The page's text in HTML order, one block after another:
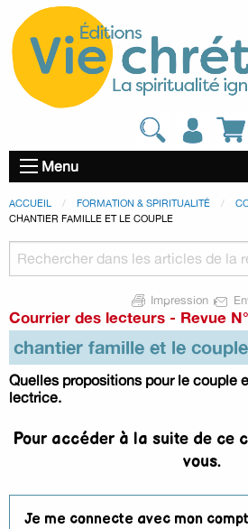
Menu
ACCUEIL FORMATION & SPIRITUALITÉ
CHANTIER FAMILLE ET LE COUPLE
Impression
Courrier des lecteurs - Revue
chantier famille et le couple
Quelles propositions pour le couple
lectrice.
Pour accéder à la suite de ce
vous.
Je me connecte avec mon